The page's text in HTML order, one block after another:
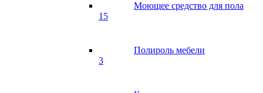
Моющее средство для пола
15
Полироль мебели
3